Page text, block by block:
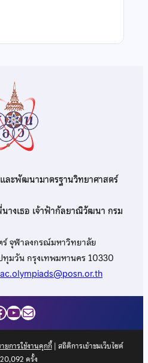
ละพัฒนามาตรฐานวิทยาศาสตร์
างเธอ เจ้าฟ้ากัลยาณิวัฒนา กรม
จุฬาลงกรณ์มหาวิทยาลัย
มวัน กรุงเทพมหานคร 10330
ac.olympiads@posn.or.th
YouTube
Mail
ยการใช้งานคุกกี้| สถิติการเข้าชมเว็บไซต์
ครั้ง